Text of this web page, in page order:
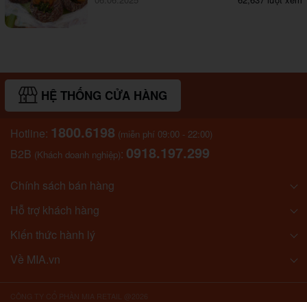
HỆ THỐNG CỬA HÀNG
Hotline: 1800.6198 (miễn phí 09:00 - 22:00)
B2B (Khách doanh nghiệp): 0918.197.299
Chính sách bán hàng
Hỗ trợ khách hàng
Kiến thức hành lý
Về MIA.vn